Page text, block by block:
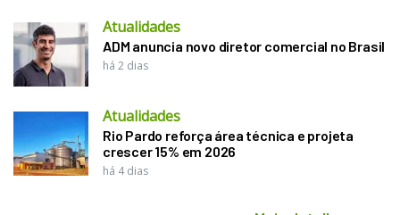
Atualidades
ADM anuncia novo diretor comercial no Brasil
há 2 dias
Atualidades
Rio Pardo reforça área técnica e projeta
crescer 15% em 2026
há 4 dias